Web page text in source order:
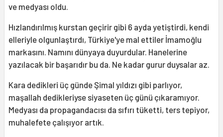
ve medyası oldu.
Hızlandırılmış kurstan geçirir gibi 6 ayda yetiştirdi, kendi
elleriyle olgunlaştırdı, Türkiye'ye mal ettiler İmamoğlu
markasını. Namını dünyaya duyurdular. Hanelerine
yazılacak bir başarıdır bu da. Ne kadar gurur duysalar az.
Kara dedikleri üç günde Şimal yıldızı gibi parlıyor,
maşallah dedikleriyse siyaseten üç günü çıkaramıyor.
Medyası da propagandacısı da sıfırı tüketti, ters tepiyor,
muhalefete çalışıyor artık.